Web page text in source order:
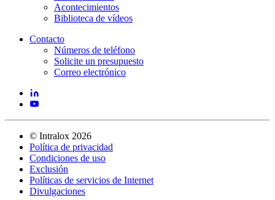
Acontecimientos
Biblioteca de vídeos
Contacto
Números de teléfono
Solicite un presupuesto
Correo electrónico
© Intralox 2026
Política de privacidad
Condiciones de uso
Exclusión
Políticas de servicios de Internet
Divulgaciones